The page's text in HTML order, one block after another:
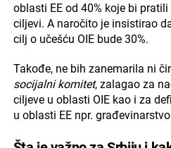
oblasti EE od 40% koje bi
ciljevi. A naročito je insistirao
cilj o učešću OIE bude 30%.
Takođe, ne bih zanemarila ni
socijalni komitet, zalagao za
ciljeve u oblasti OIE kao i za
u oblasti EE npr.